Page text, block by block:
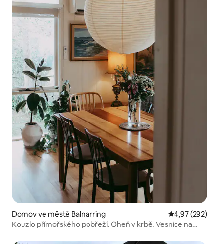
Domov ve městě Balnarring Průměrné
4,97 (292)
Kouzlo přímořského pobřeží. Oheň v krbě. Vesnice na